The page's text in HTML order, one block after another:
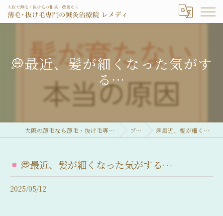
💭最近、髪が細くなった気がす
る…
大阪の薄毛なら薄毛・抜け毛専門の鍼灸治療院 レメディ ブログ 💭最近、髪が細くなった気がする…
💭最近、髪が細くなった気がする…
2025/05/12